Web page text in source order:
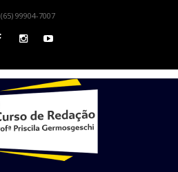
(65) 99904-7007